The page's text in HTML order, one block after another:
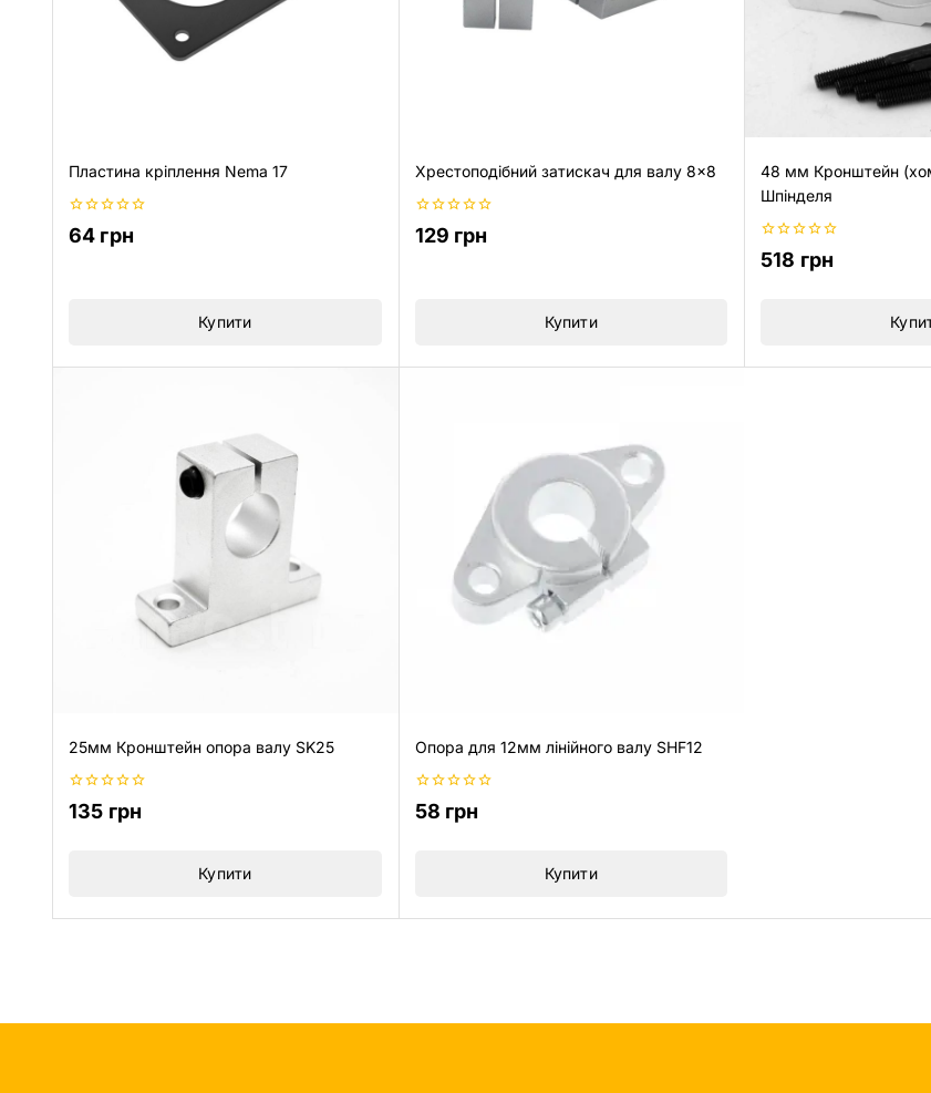
Пластина кріплення Nema 17
0
з
64 грн
Купити
Хрестоподібний затискач для валу 8×8
0
з
129 грн
Купити
48 мм Кронштейн
Шпінделя
0
з
518 грн
25мм Кронштейн опора валу SK25
0
з
135 грн
Купити
Опора для 12мм лінійного валу SHF12
0
з
58 грн
Купити